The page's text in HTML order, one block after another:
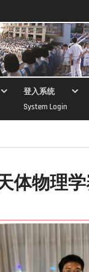
登入系统
System Login
体物理